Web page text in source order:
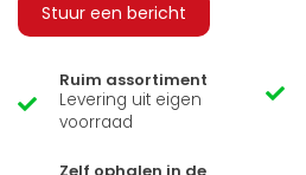
Stuur een bericht
Ruim assortiment
Levering uit eigen
voorraad